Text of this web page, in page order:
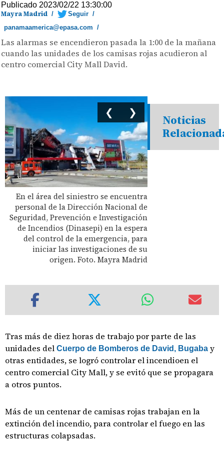
Publicado 2023/02/22 13:30:00
Mayra Madrid / Seguir /
panamaamerica@epasa.com /
Las alarmas se encendieron pasada la 1:00 de la mañana
cuando las unidades de los camisas rojas acudieron al
centro comercial City Mall David.
En el área del siniestro se encuentra
personal de la Dirección Nacional de
Seguridad, Prevención e Investigación
de Incendios (Dinasepi) en la espera
del control de la emergencia, para
iniciar las investigaciones de su
origen. Foto. Mayra Madrid
❮ ❯
Noticias
Tras más de diez horas de trabajo por parte de las
unidades del Cuerpo de Bomberos de David, Bugaba y
otras entidades, se logró controlar el incendioen el
centro comercial City Mall, y se evitó que se propagara
a otros puntos.
Más de un centenar de camisas rojas trabajan en la
extinción del incendio, para controlar el fuego en las
estructuras colapsadas.